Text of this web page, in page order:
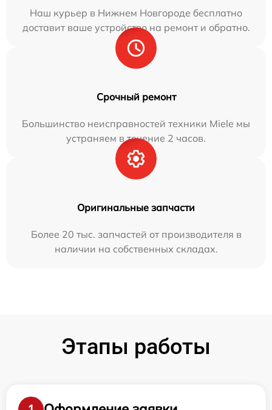
Наш курьер в Нижнем Новгороде бесплатно
доставит ваше устройство на ремонт и обратно.
Срочный ремонт
Большинство неисправностей техники Miele мы
устраняем в течение 2 часов.
Оригинальные запчасти
Более 20 тыс. запчастей от производителя в
наличии на собственных складах.
Этапы работы